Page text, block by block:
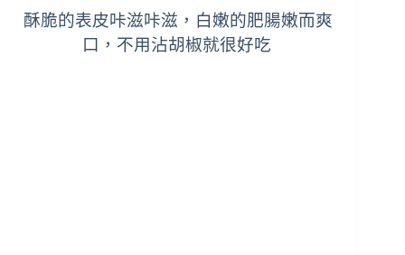
酥脆的表皮咔滋咔滋，白嫩的肥腸嫩而爽
口，不用沾胡椒就很好吃